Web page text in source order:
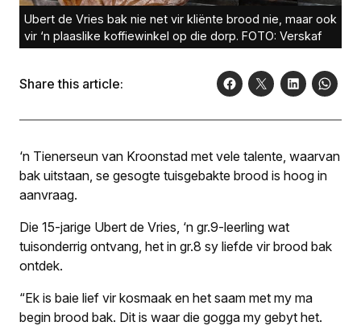
Ubert de Vries bak nie net vir kliënte brood nie, maar ook
vir ‘n plaaslike koffiewinkel op die dorp. FOTO: Verskaf
Share this article:
‘n Tienerseun van Kroonstad met vele talente, waarvan
bak uitstaan, se gesogte tuisgebakte brood is hoog in
aanvraag.
Die 15-jarige Ubert de Vries, ‘n gr.9-leerling wat
tuisonderrig ontvang, het in gr.8 sy liefde vir brood bak
ontdek.
“Ek is baie lief vir kosmaak en het saam met my ma
begin brood bak. Dit is waar die gogga my gebyt het.